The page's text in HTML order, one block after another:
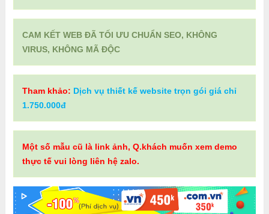
CAM KẾT WEB ĐÃ TỐI ƯU CHUẨN SEO, KHÔNG
VIRUS, KHÔNG MÃ ĐỘC
Tham khảo: Dịch vụ thiết kế website trọn gói giá chỉ
1.750.000đ
Một số mẫu cũ là link ảnh, Q.khách muốn xem demo
thực tế vui lòng liên hệ zalo.